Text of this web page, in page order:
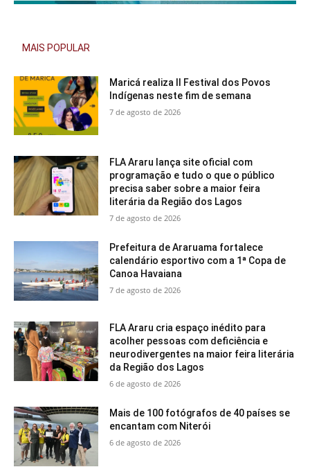
MAIS POPULAR
Maricá realiza II Festival dos Povos
Indígenas neste fim de semana
7 de agosto de 2026
FLA Araru lança site oficial com
programação e tudo o que o público
precisa saber sobre a maior feira
literária da Região dos Lagos
7 de agosto de 2026
Prefeitura de Araruama fortalece
calendário esportivo com a 1ª Copa de
Canoa Havaiana
7 de agosto de 2026
FLA Araru cria espaço inédito para
acolher pessoas com deficiência e
neurodivergentes na maior feira literária
da Região dos Lagos
6 de agosto de 2026
Mais de 100 fotógrafos de 40 países se
encantam com Niterói
6 de agosto de 2026